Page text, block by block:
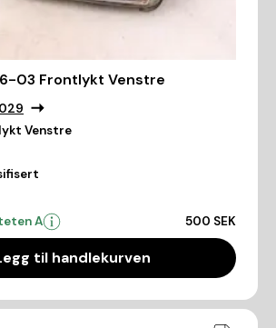
03 Frontlykt Venstre
Venstre
A 500 SEK
til handlekurven